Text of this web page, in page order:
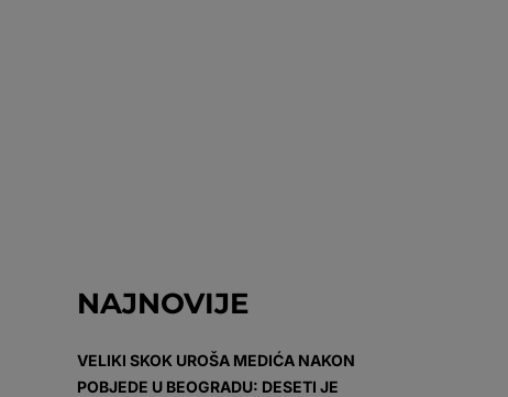
NAJNOVIJE
VELIKI SKOK UROŠA MEDIĆA NAKON
POBJEDE U BEOGRADU: DESETI JE